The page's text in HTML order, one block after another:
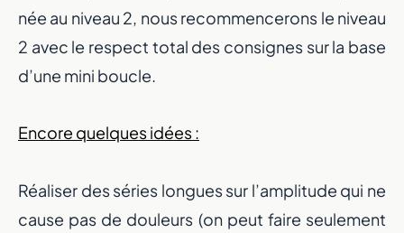
née au niveau 2, nous recommencerons le niveau
2 avec le respect total des consignes sur la base
d’une mini boucle.
Encore quelques idées :
Réaliser des séries longues sur l’amplitude qui ne
cause pas de douleurs (on peut faire seulement